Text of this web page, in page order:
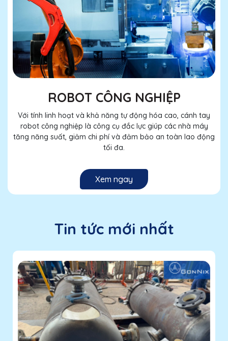
ROBOT CÔNG NGHIỆP
Với tính linh hoạt và khả năng tự động hóa cao, cánh tay
robot công nghiệp là công cụ đắc lực giúp các nhà máy
tăng năng suất, giảm chi phí và đảm bảo an toàn lao động
tối đa.
Xem ngay
Tin tức mới nhất